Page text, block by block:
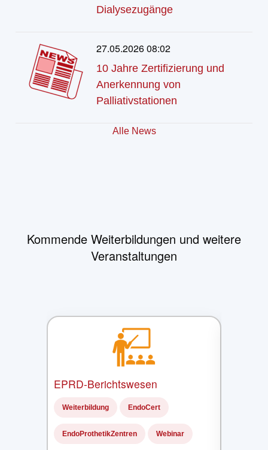
Dialysezugänge
27.05.2026 08:02
10 Jahre Zertifizierung und
Anerkennung von
Palliativstationen
Alle News
Kommende Weiterbildungen und weitere
Veranstaltungen
EPRD-Berichtswesen
Weiterbildung EndoCert
EndoProthetikZentren Webinar